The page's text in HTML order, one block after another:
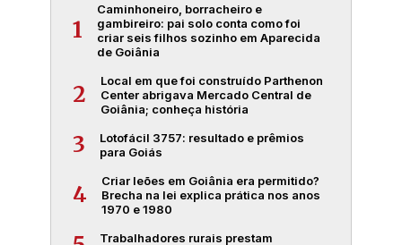
1
Caminhoneiro, borracheiro e
gambireiro: pai solo conta como foi
criar seis filhos sozinho em Aparecida
de Goiânia
2
Local em que foi construído Parthenon
Center abrigava Mercado Central de
Goiânia; conheça história
3
Lotofácil 3757: resultado e prêmios
para Goiás
4
Criar leões em Goiânia era permitido?
Brecha na lei explica prática nos anos
1970 e 1980
Trabalhadores rurais prestam